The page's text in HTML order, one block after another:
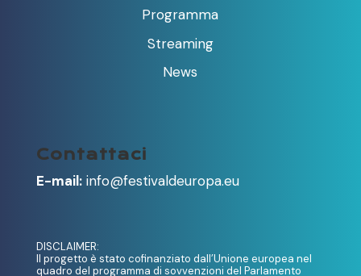
Programma
Streaming
News
Contattaci
E-mail: info@festivaldeuropa.eu
DISCLAIMER:
Il progetto è stato cofinanziato dall’Unione europea nel
quadro del programma di sovvenzioni del Parlamento